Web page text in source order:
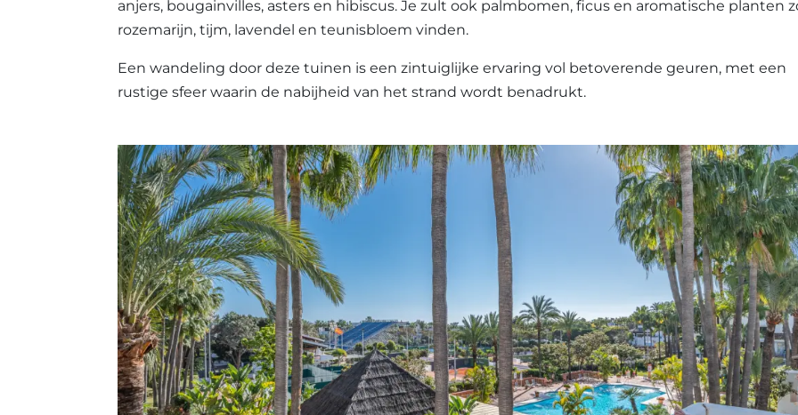
anjers, bougainvilles, asters en hibiscus. Je zult ook palmbomen, ficus en aromatische planten
rozemarijn, tijm, lavendel en teunisbloem vinden.
Een wandeling door deze tuinen is een zintuiglijke ervaring vol betoverende geuren, met een
rustige sfeer waarin de nabijheid van het strand wordt benadrukt.